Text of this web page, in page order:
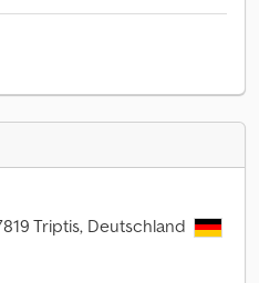
Triptis, Deutschland